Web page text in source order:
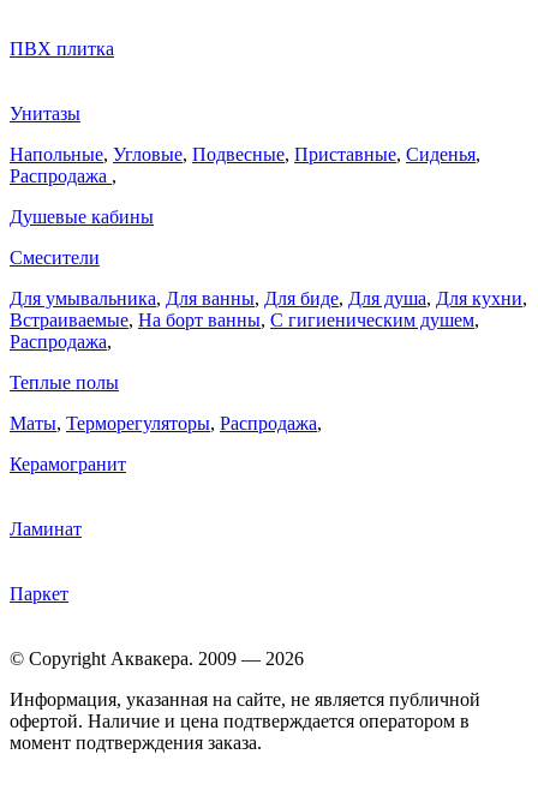
ПВХ плитка
Унитазы
Напольные, Угловые, Подвесные, Приставные, Сиденья,
Распродажа ,
Душевые кабины
Смесители
Для умывальника, Для ванны, Для биде, Для душа, Для кухни,
Встраиваемые, На борт ванны, C гигиеническим душем,
Распродажа,
Теплые полы
Маты, Терморегуляторы, Распродажа,
Керамогранит
Ламинат
Паркет
© Copyright Аквакера. 2009 — 2026
Информация, указанная на сайте, не является публичной
офертой. Наличие и цена подтверждается оператором в
момент подтверждения заказа.